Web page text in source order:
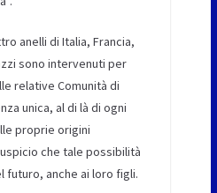
anelli di Italia, Francia,
sono intervenuti per
relative Comunità di
unica, al di là di ogni
proprie origini
che tale possibilità
futuro, anche ai loro figli.